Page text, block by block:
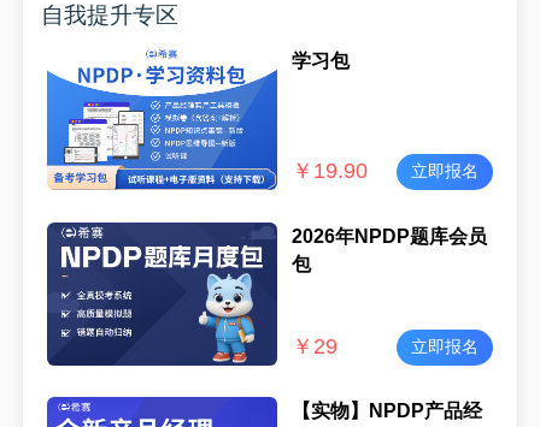
自我提升专区
学习包
￥ 19.90 立即报名
2026年NPDP题库会员
包
￥ 29 立即报名
【实物】NPDP产品经